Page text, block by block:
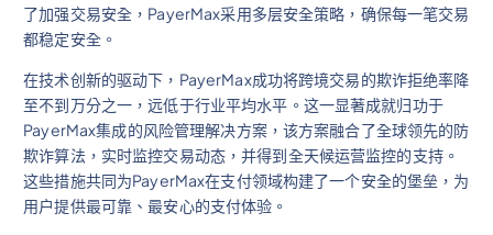
了加强交易安全，PayerMax采用多层安全策略，确保每一笔交易
都稳定安全。
在技术创新的驱动下，PayerMax成功将跨境交易的欺诈拒绝率降
至不到万分之一，远低于行业平均水平。这一显著成就归功于
PayerMax集成的风险管理解决方案，该方案融合了全球领先的防
欺诈算法，实时监控交易动态，并得到全天候运营监控的支持。
这些措施共同为PayerMax在支付领域构建了一个安全的堡垒，为
用户提供最可靠、最安心的支付体验。